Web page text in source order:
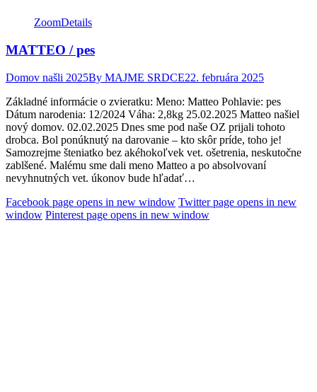
ZoomDetails
MATTEO / pes
Domov našli 2025By MAJME SRDCE22. februára 2025
Základné informácie o zvieratku: Meno: Matteo Pohlavie: pes
Dátum narodenia: 12/2024 Váha: 2,8kg 25.02.2025 Matteo našiel
nový domov. 02.02.2025 Dnes sme pod naše OZ prijali tohoto
drobca. Bol ponúknutý na darovanie – kto skôr príde, toho je!
Samozrejme šteniatko bez akéhokoľvek vet. ošetrenia, neskutočne
zablšené. Malému sme dali meno Matteo a po absolvovaní
nevyhnutných vet. úkonov bude hľadať…
Facebook page opens in new window Twitter page opens in new
window Pinterest page opens in new window